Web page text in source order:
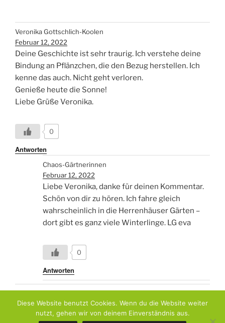
Veronika Gottschlich-Koolen
Februar 12, 2022
Deine Geschichte ist sehr traurig. Ich verstehe deine
Bindung an Pflänzchen, die den Bezug herstellen. Ich
kenne das auch. Nicht geht verloren.
Genieße heute die Sonne!
Liebe Grüße Veronika.
0
Antworten
Chaos-Gärtnerinnen
Februar 12, 2022
Liebe Veronika, danke für deinen Kommentar.
Schön von dir zu hören. Ich fahre gleich
wahrscheinlich in die Herrenhäuser Gärten –
dort gibt es ganz viele Winterlinge. LG eva
0
Antworten
Diese Website benutzt Cookies. Wenn du die Website weiter
nutzt, gehen wir von deinem Einverständnis aus.